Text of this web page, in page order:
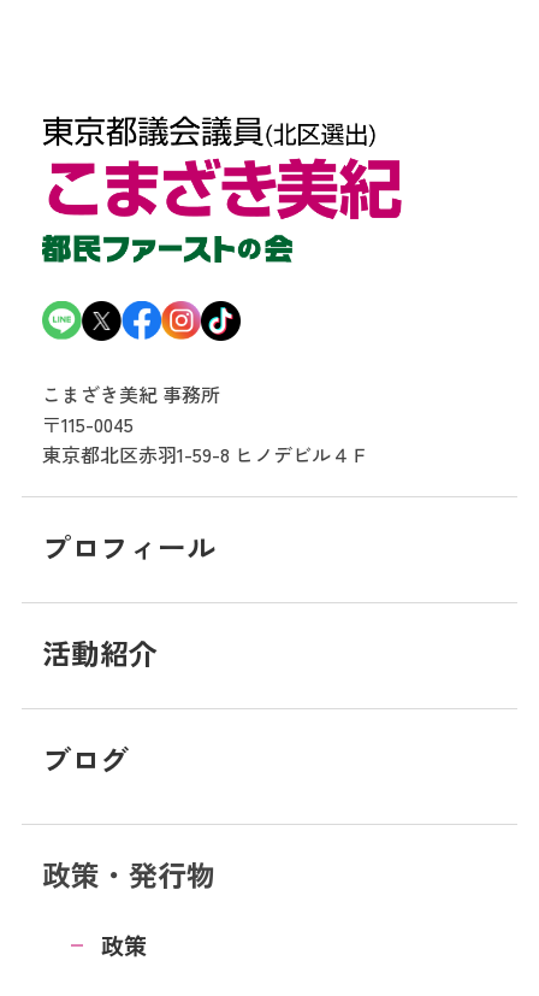
こまざき美紀 事務所
〒115-0045
東京都北区赤羽1-59-8 ヒノデビル４Ｆ
プロフィール
活動紹介
ブログ
政策・発行物
政策